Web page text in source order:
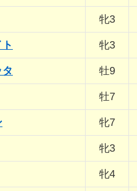
牝3
牝3
牡9
牡7
牝7
牝3
牝4